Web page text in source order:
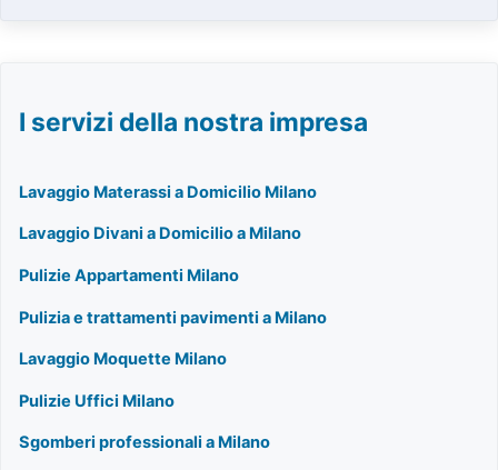
I servizi della nostra impresa
Lavaggio Materassi a Domicilio Milano
Lavaggio Divani a Domicilio a Milano
Pulizie Appartamenti Milano
Pulizia e trattamenti pavimenti a Milano
Lavaggio Moquette Milano
Pulizie Uffici Milano
Sgomberi professionali a Milano